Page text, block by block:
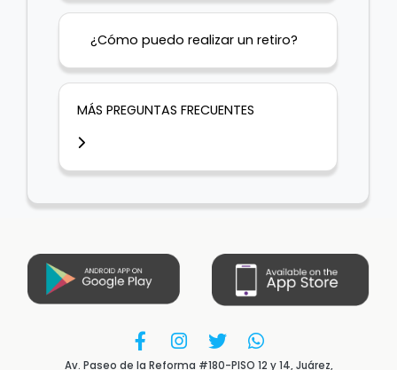
¿Cómo puedo realizar un retiro?
MÁS PREGUNTAS FRECUENTES
Av. Paseo de la Reforma #180-PISO 12 y 14, Juárez,